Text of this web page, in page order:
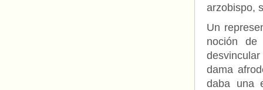
arzobispo,
Un
noción
dama
daba una